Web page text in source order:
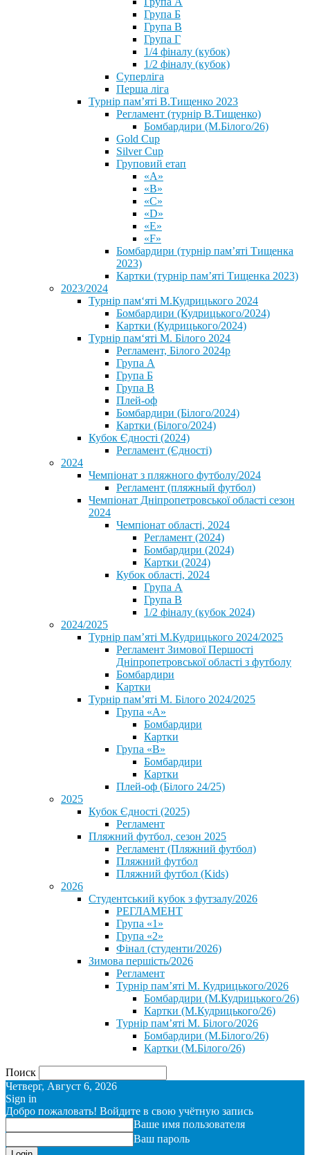
Група Б
Група В
Група Г
1/4 фіналу (кубок)
1/2 фіналу (кубок)
Суперліга
Перша ліга
Турнір пам’яті В.Тищенко 2023
Регламент (турнір В.Тищенко)
Бомбардири (М.Білого/26)
Gold Cup
Silver Cup
Груповий етап
«А»
«В»
«С»
«D»
«Е»
«F»
Бомбардири (турнір пам’яті Тищенка
2023)
Картки (турнір пам’яті Тищенка 2023)
2023/2024
⁨Турнір пам‘яті М.Кудрицького 2024
Бомбардири (Кудрицького/2024)
Картки (Кудрицького/2024)
⁨Турнір пам‘яті М. Білого 2024⁩
Регламент, Білого 2024р
Група А
Група Б
Група В
Плей-оф
Бомбардири (Білого/2024)
Картки (Білого/2024)
Кубок Єдності (2024)
Регламент (Єдності)
2024
Чемпіонат з пляжного футболу/2024
Регламент (пляжный футбол)
Чемпіонат Дніпропетровської області сезон
2024
Чемпіонат області, 2024
Регламент (2024)
Бомбардири (2024)
Картки (2024)
Кубок області, 2024
Група А
Група В
1/2 фіналу (кубок 2024)
2024/2025
Турнір пам’яті М.Кудрицького 2024/2025
Регламент Зимової Першості
Дніпропетровської області з футболу
Бомбардири
Картки
Турнір пам’яті М. Білого 2024/2025
Група «А»
Бомбардири
Картки
Група «В»
Бомбардири
Картки
Плей-оф (Білого 24/25)
2025
Кубок Єдності (2025)
Регламент
Пляжний футбол, сезон 2025
Регламент (Пляжний футбол)
Пляжний футбол
Пляжний футбол (Kids)
2026
Студентський кубок з футзалу/2026
РЕГЛАМЕНТ
Група «1»
Група «2»
Фінал (студенти/2026)
⁨Зимова першість/2026⁩
Регламент
Турнір пам’яті М. Кудрицького/2026
Бомбардири (М.Кудрицького/26)
Картки (М.Кудрицького/26)
Турнір пам’яті М. Білого/2026
Бомбардири (М.Білого/26)
Картки (М.Білого/26)
Поиск
Четверг, Август 6, 2026
Sign in
Добро пожаловать! Войдите в свою учётную запись
Ваше имя пользователя
Ваш пароль